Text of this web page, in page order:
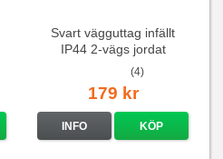
Svart vägguttag infällt
IP44 2-vägs jordat
(4)
179 kr
INFO KÖP